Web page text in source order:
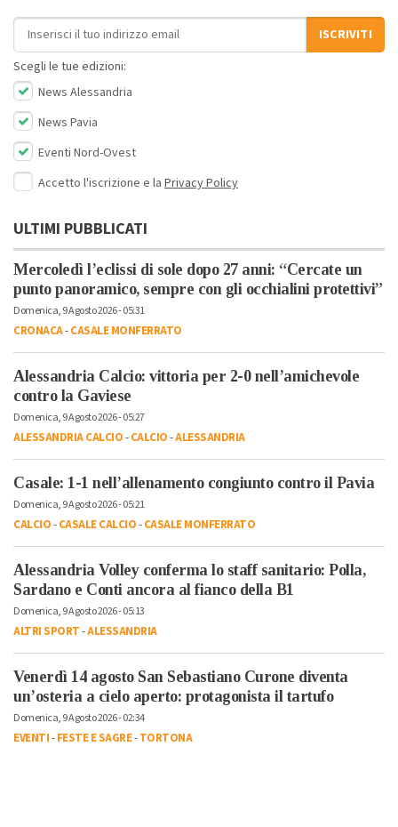
Indirizzo email
ISCRIVITI
Scegli le tue edizioni:
News Alessandria
News Pavia
Eventi Nord-Ovest
Accetto l'iscrizione e la Privacy Policy
ULTIMI PUBBLICATI
Mercoledì l’eclissi di sole dopo 27 anni: “Cercate un
punto panoramico, sempre con gli occhialini protettivi”
Domenica, 9 Agosto 2026 - 05:31
CRONACA-CASALE MONFERRATO
Alessandria Calcio: vittoria per 2-0 nell’amichevole
contro la Gaviese
Domenica, 9 Agosto 2026 - 05:27
ALESSANDRIA CALCIO-CALCIO-ALESSANDRIA
Casale: 1-1 nell’allenamento congiunto contro il Pavia
Domenica, 9 Agosto 2026 - 05:21
CALCIO-CASALE CALCIO-CASALE MONFERRATO
Alessandria Volley conferma lo staff sanitario: Polla,
Sardano e Conti ancora al fianco della B1
Domenica, 9 Agosto 2026 - 05:13
ALTRI SPORT-ALESSANDRIA
Venerdì 14 agosto San Sebastiano Curone diventa
un’osteria a cielo aperto: protagonista il tartufo
Domenica, 9 Agosto 2026 - 02:34
EVENTI-FESTE E SAGRE-TORTONA